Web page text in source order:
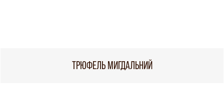
ТРЮФЕЛЬ МИГДАЛЬНИЙ